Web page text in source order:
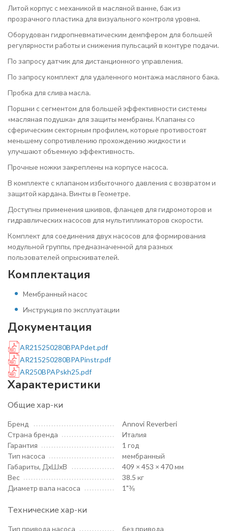
Литой корпус с механикой в масляной ванне, бак из
прозрачного пластика для визуального контроля уровня.
Оборудован гидропневматическим демпфером для большей
регулярности работы и снижения пульсаций в контуре подачи.
По запросу датчик для дистанционного управления.
По запросу комплект для удаленного монтажа масляного бака.
Пробка для слива масла.
Поршни с сегментом для большей эффективности системы
«масляная подушка» для защиты мембраны. Клапаны со
сферическим секторным профилем, которые противостоят
меньшему сопротивлению прохождению жидкости и
улучшают объемную эффективность.
Прочные ножки закреплены на корпусе насоса.
В комплекте с клапаном избыточного давления с возвратом и
защитой кардана. Винты в Геометре.
Доступны применения шкивов, фланцев для гидромоторов и
гидравлических насосов для мультипликаторов скорости.
Комплект для соединения двух насосов для формирования
модульной группы, предназначенной для разных
пользователей опрыскивателей.
Комплектация
Мембранный насос
Инструкция по эксплуатации
Документация
AR215250280BPAPdet.pdf
AR215250280BPAPinstr.pdf
AR250BPAPskh25.pdf
Характеристики
Общие хар-ки
Бренд
Annovi Reverberi
Страна бренда
Италия
Гарантия
1 год
Тип насоса
мембранный
Габариты, ДхШхВ
409 × 453 × 470 мм
Вес
38.5 кг
Диаметр вала насоса
1"⅜
Технические хар-ки
Тип привода насоса
без привода